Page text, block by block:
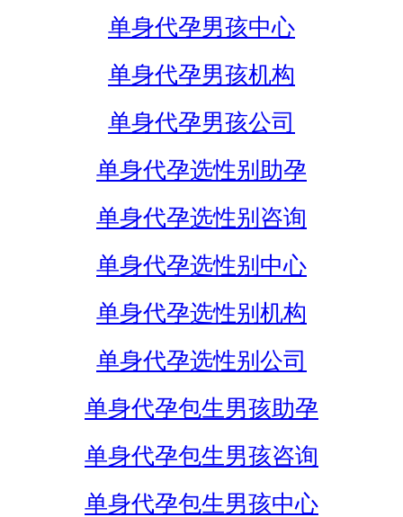
单身代孕男孩中心
单身代孕男孩机构
单身代孕男孩公司
单身代孕选性别助孕
单身代孕选性别咨询
单身代孕选性别中心
单身代孕选性别机构
单身代孕选性别公司
单身代孕包生男孩助孕
单身代孕包生男孩咨询
单身代孕包生男孩中心